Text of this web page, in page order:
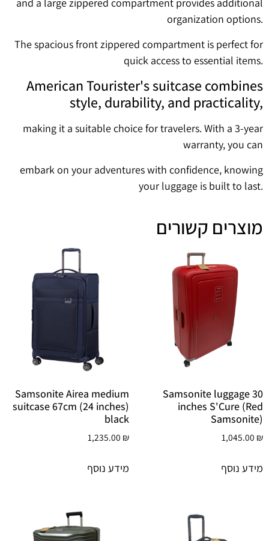
and a large zippered compartment provides additional
organization options.
The spacious front zippered compartment is perfect for
quick access to essential items.
American Tourister's suitcase combines
style, durability, and practicality,
making it a suitable choice for travelers. With a 3-year
warranty, you can
embark on your adventures with confidence, knowing
your luggage is built to last.
מוצרים קשורים
Samsonite luggage 30
inches S'Cure (Red
Samsonite)
1,045.00 ₪
מידע נוסף
Samsonite Airea medium
suitcase 67cm (24 inches)
black
1,235.00 ₪
מידע נוסף